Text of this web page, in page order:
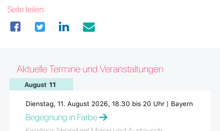
Seite teilen:
Aktuelle Termine und Veranstaltungen
August 11
Dienstag, 11. August 2026, 18.30 bis 20 Uhr | Bayern
Begegnung in Farbe